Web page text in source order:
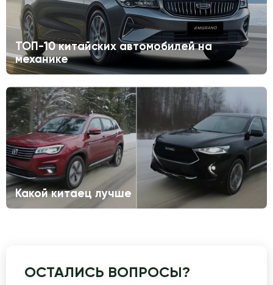
ТОП-10 китайских автомобилей на
механике
Какой китаец лучше
ОСТАЛИСЬ ВОПРОСЫ?